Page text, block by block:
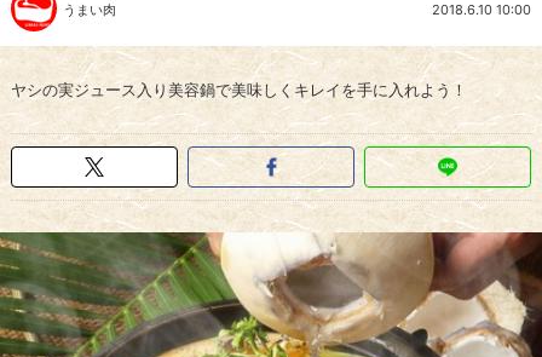
うまい肉 2018.6.10 10:00
ヤシの実ジュース入り美容鍋で美味しくキレイを手に入れよう！